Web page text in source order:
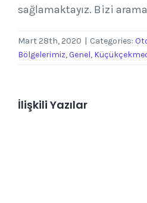
sağlamaktayız. Bizi
Mart 28th, 2020 | Categories:
Bölgelerimiz,Genel,
İlişkili Yazılar